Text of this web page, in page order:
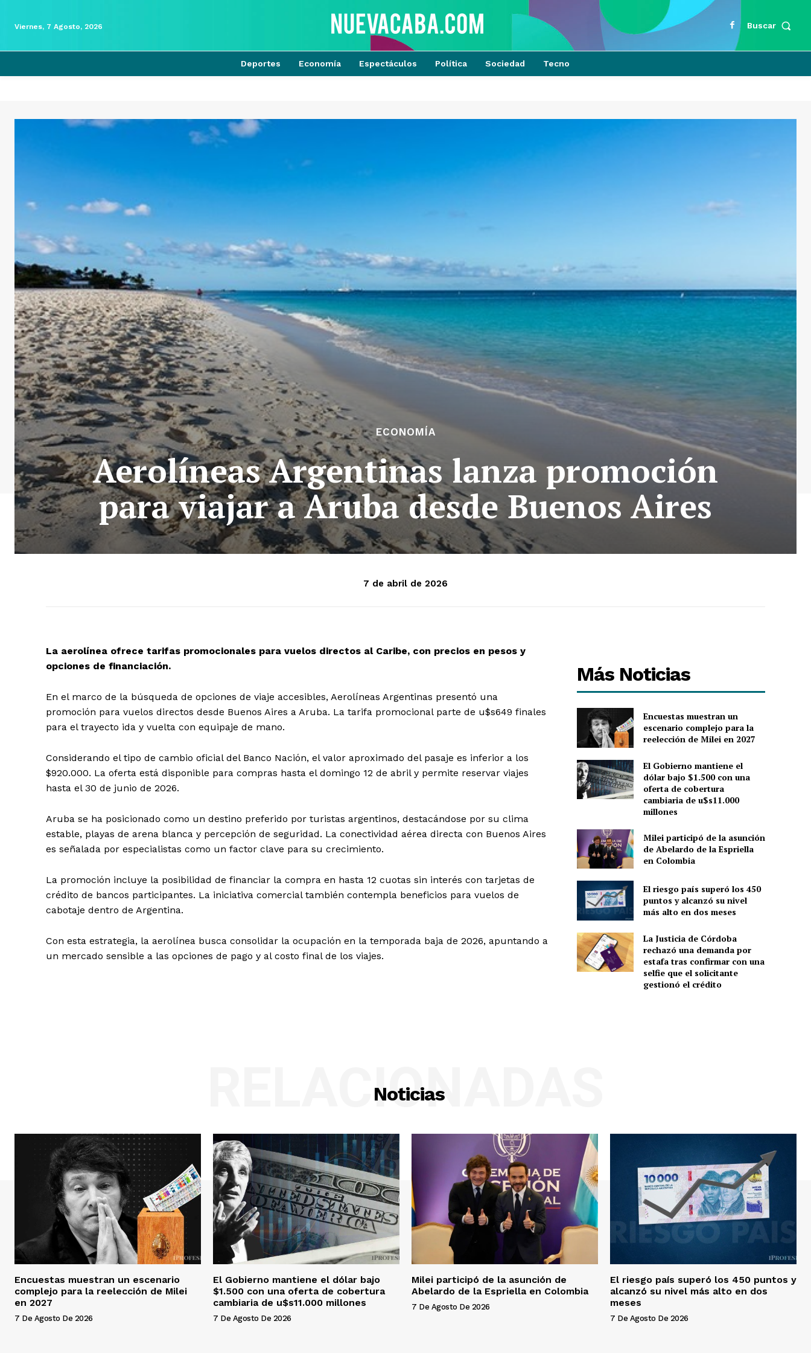
Viernes, 7 Agosto, 2026 Buscar
Deportes Economía Espectáculos Política Sociedad Tecno
ECONOMÍA
Aerolíneas Argentinas lanza promoción
para viajar a Aruba desde Buenos Aires
7 de abril de 2026
La aerolínea ofrece tarifas promocionales para vuelos directos al Caribe, con precios en pesos y
opciones de financiación.
En el marco de la búsqueda de opciones de viaje accesibles, Aerolíneas Argentinas presentó una
promoción para vuelos directos desde Buenos Aires a Aruba. La tarifa promocional parte de u$s649 finales
para el trayecto ida y vuelta con equipaje de mano.
Considerando el tipo de cambio oficial del Banco Nación, el valor aproximado del pasaje es inferior a los
$920.000. La oferta está disponible para compras hasta el domingo 12 de abril y permite reservar viajes
hasta el 30 de junio de 2026.
Aruba se ha posicionado como un destino preferido por turistas argentinos, destacándose por su clima
estable, playas de arena blanca y percepción de seguridad. La conectividad aérea directa con Buenos Aires
es señalada por especialistas como un factor clave para su crecimiento.
La promoción incluye la posibilidad de financiar la compra en hasta 12 cuotas sin interés con tarjetas de
crédito de bancos participantes. La iniciativa comercial también contempla beneficios para vuelos de
cabotaje dentro de Argentina.
Con esta estrategia, la aerolínea busca consolidar la ocupación en la temporada baja de 2026, apuntando a
un mercado sensible a las opciones de pago y al costo final de los viajes.
Más Noticias
Encuestas muestran un
escenario complejo para la
reelección de Milei en 2027
El Gobierno mantiene el
dólar bajo $1.500 con una
oferta de cobertura
cambiaria de u$s11.000
millones
Milei participó de la asunción
de Abelardo de la Espriella
en Colombia
El riesgo país superó los 450
puntos y alcanzó su nivel
más alto en dos meses
La Justicia de Córdoba
rechazó una demanda por
estafa tras confirmar con una
selfie que el solicitante
gestionó el crédito
Noticias
RELACIONADAS
Encuestas muestran un escenario
complejo para la reelección de Milei
en 2027
7 De Agosto De 2026
El Gobierno mantiene el dólar bajo
$1.500 con una oferta de cobertura
cambiaria de u$s11.000 millones
7 De Agosto De 2026
Milei participó de la asunción de
Abelardo de la Espriella en Colombia
7 De Agosto De 2026
El riesgo país superó los 450 puntos y
alcanzó su nivel más alto en dos
meses
7 De Agosto De 2026